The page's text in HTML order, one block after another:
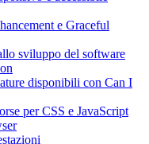
e Graceful
sviluppo del software
disponibili con Can I
per CSS e JavaScript